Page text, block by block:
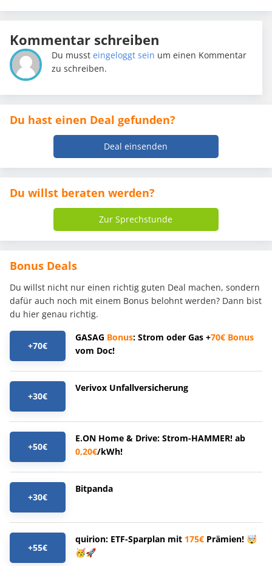
Kommentar schreiben
Du mussteingeloggt sein um einen Kommentar
zu schreiben.
Du hast einen Deal gefunden?
Deal einsenden
Du willst beraten werden?
Zur Sprechstunde
Bonus Deals
Du willst nicht nur einen richtig guten Deal machen, sondern
dafür auch noch mit einem Bonus belohnt werden? Dann bist
du hier genau richtig.
+70€
GASAG Bonus: Strom oder Gas +70€ Bonus
vom Doc!
+30€
Verivox Unfallversicherung
+50€
E.ON Home & Drive: Strom-HAMMER! ab
0,20€/kWh!
+30€
Bitpanda
+55€
quirion: ETF-Sparplan mit 175€ Prämien! 🤯
🥳🚀